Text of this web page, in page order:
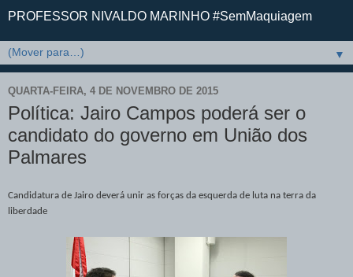
PROFESSOR NIVALDO MARINHO #SemMaquiagem
▼
QUARTA-FEIRA, 4 DE NOVEMBRO DE 2015
Política: Jairo Campos poderá ser o
candidato do governo em União dos
Palmares
Candidatura de Jairo deverá unir as forças da esquerda de luta na terra da
liberdade